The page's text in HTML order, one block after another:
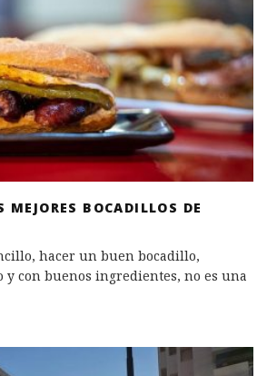
MEJORES BOCADILLOS DE
hacer un buen bocadillo,
y con buenos ingredientes, no es una